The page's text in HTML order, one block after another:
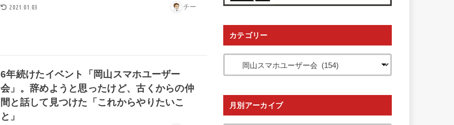
2021.01.03 チー
6年続けたイベント「岡山スマホユーザー
会」。辞めようと思ったけど、古くからの仲
間と話して見つけた「これからやりたいこ
と」
カテゴリー
月別アーカイブ